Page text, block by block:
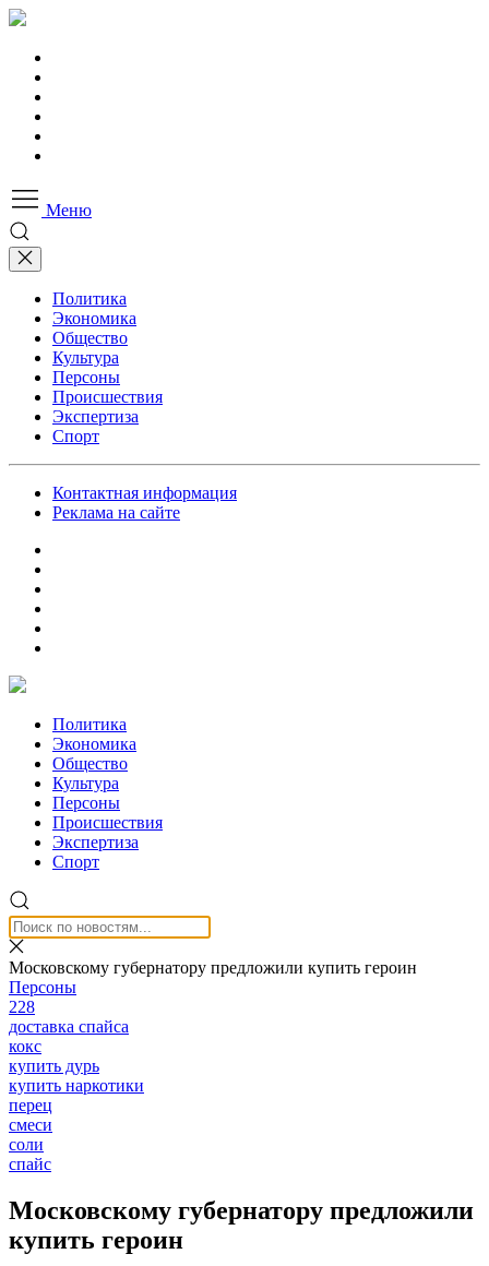
Меню
Политика
Экономика
Общество
Культура
Персоны
Происшествия
Экспертиза
Спорт
Контактная информация
Реклама на сайте
Политика
Экономика
Общество
Культура
Персоны
Происшествия
Экспертиза
Спорт
Московскому губернатору предложили купить героин
Персоны
228
доставка спайса
кокс
купить дурь
купить наркотики
перец
смеси
соли
спайс
Московскому губернатору предложили
купить героин